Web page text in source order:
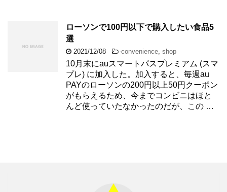
ローソンで100円以下で購入したい食品5
選
2021/12/08 -convenience shop
10月末にauスマートパスプレミアム (スマ
プレ) に加入した。加入すると、毎週au
PAYのローソンの200円以上50円クーポン
がもらえるため、今までコンビニはほと
んど使っていたなかったのだが、この …